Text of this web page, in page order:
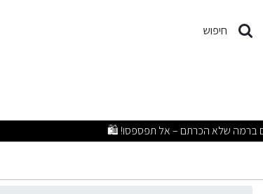
אבזם מתכת זהב אורגני
חיפוש